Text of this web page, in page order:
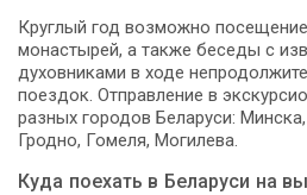
Круглый год возможно
монастырей, а также беседы с
духовниками в ходе
поездок. Отправление в
разных городов Беларуси:
Гродно, Гомеля, Могилева.
Куда поехать в Беларуси на